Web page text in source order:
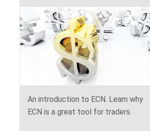
An introduction to ECN. Learn why
ECN is a great tool for traders.